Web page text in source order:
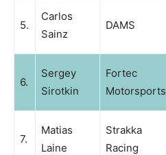
5.
Carlos
Sainz
DAMS
6.
Sergey
Sirotkin
Fortec
Motorsports
7.
Matias
Laine
Strakka
Racing